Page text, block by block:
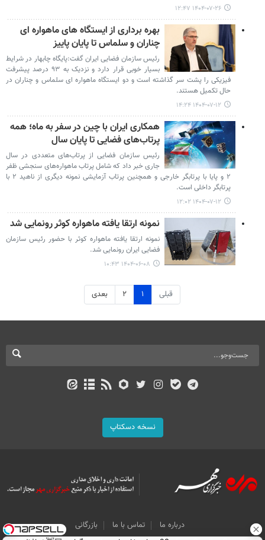
۱۴۰۴-۰۷-۲۶ ۱۲:۴۷
بهره برداری از ایستگاه های ماهواره ای
چناران و سلماس تا پایان پاییز
رئیس سازمان فضایی ایران گفت:پایگاه چابهار در شرایط
بسیار خوبی قرار دارد و نزدیک به ۹۳ درصد پیشرفت
فیزیکی را پشت سر گذاشته است و دو ایستگاه ماهواره ای سلماس و چناران در
حال تکمیل هستند.
۱۴۰۴-۰۷-۱۲ ۱۴:۲۴
همکاری ایران با چین در سفر به ماه؛ همه
پرتاب‌های فضایی تا پایان سال
رئیس سازمان فضایی از پرتاب‌های متعددی در سال
جاری خبر داد که شامل پرتاب ماهواره‌های سنجشی ظفر
۲ و پایا با پرتابگر خارجی و همچنین پرتاب آزمایشی نمونه دیگری از ناهید ۲ با
پرتابگر داخلی است.
۱۴۰۴-۰۷-۱۲ ۱۲:۰۲
نمونه ارتقا یافته ماهواره کوثر رونمایی شد
نمونه ارتقا یافته ماهواره کوثر با حضور رئیس سازمان
فضایی ایران رونمایی شد.
۱۴۰۴-۰۶-۰۸ ۱۰:۴۳
قبلی ۱ ۲ بعدی
نسخه دسکتاپ
درباره ما تماس با ما
بازرگانی